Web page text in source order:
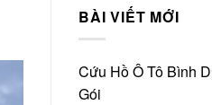
BÀI VIẾT MỚI
Cứu Hồ Ô Tô Bình
Gói